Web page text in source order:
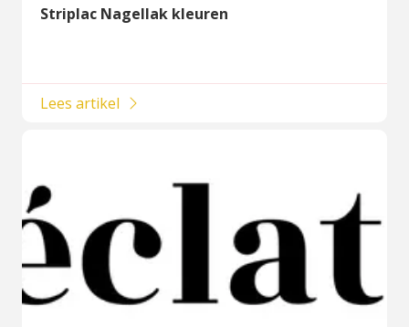
Striplac Nagellak kleuren
Lees artikel